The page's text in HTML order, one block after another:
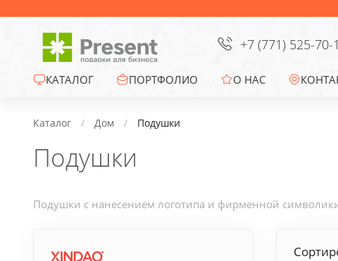
+7 (771) 525-70-
КАТАЛОГ
Офисные сувениры
Зонты
Промо-сувениры
Электроника
ПОРТФОЛИО О НАС
Каталог Дом Подушки
Подушки
Подушки с нанесением логотипа и фирменной